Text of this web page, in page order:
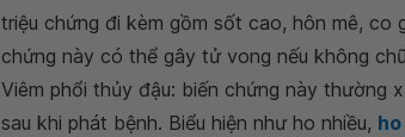
triệu chứng đi kèm gồm sốt cao, hôn mê, co
chứng này có thể gây tử vong nếu không
Viêm phổi thủy đậu: biến chứng này
sau khi phát bệnh. Biểu hiện như ho nhiều,